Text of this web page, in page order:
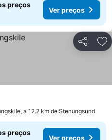
preços
Ver preços
Partilhar
a 12.2 km de Stenungsund
preços
Ver preços